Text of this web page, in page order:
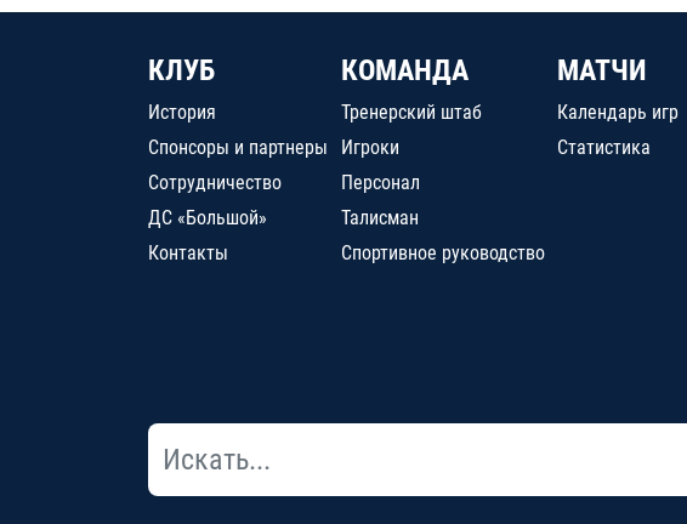
КЛУБ
История
Спонсоры и партнеры
Сотрудничество
ДС «Большой»
Контакты
КОМАНДА
Тренерский штаб
Игроки
Персонал
Талисман
Спортивное руководство
МАТЧИ
Календарь игр
Статистика